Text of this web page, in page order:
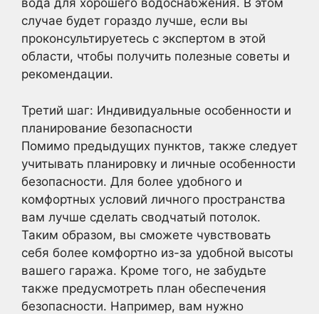
вода для хорошего водоснабжения. В этом
случае будет гораздо лучше, если вы
проконсультируетесь с экспертом в этой
области, чтобы получить полезные советы и
рекомендации.
Третий шаг: Индивидуальные особенности и
планирование безопасности
Помимо предыдущих пунктов, также следует
учитывать планировку и личные особенности
безопасности. Для более удобного и
комфортных условий личного пространства
вам лучше сделать сводчатый потолок.
Таким образом, вы сможете чувствовать
себя более комфортно из-за удобной высоты
вашего гаража. Кроме того, не забудьте
также предусмотреть план обеспечения
безопасности. Например, вам нужно